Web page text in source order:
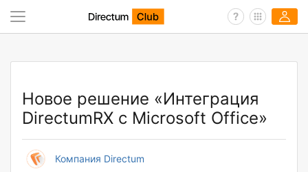
Новое решение «Интеграция
DirectumRX с Microsoft Office»
Компания Directum